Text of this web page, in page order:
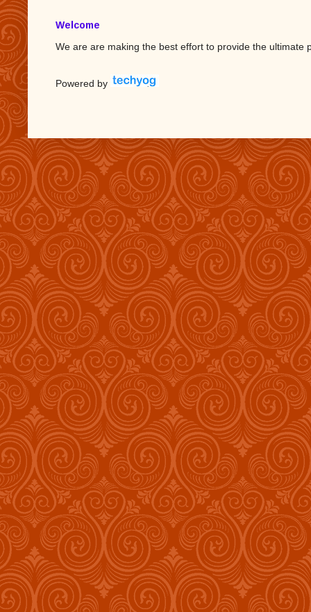
Welcome
We are are making the best effort to provide the ultimate
Powered by